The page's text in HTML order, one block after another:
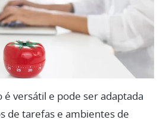
é versátil e pode ser adaptada
de tarefas e ambientes de